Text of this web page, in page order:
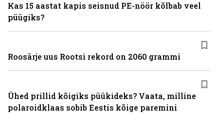
Kas 15 aastat kapis seisnud PE-nöör kõlbab veel
püügiks?
Roosärje uus Rootsi rekord on 2060 grammi
Ühed prillid kõigiks püükideks? Vaata, milline
polaroidklaas sobib Eestis kõige paremini